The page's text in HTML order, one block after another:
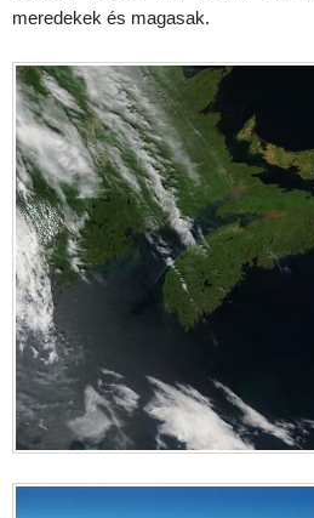
meredekek és magasak.